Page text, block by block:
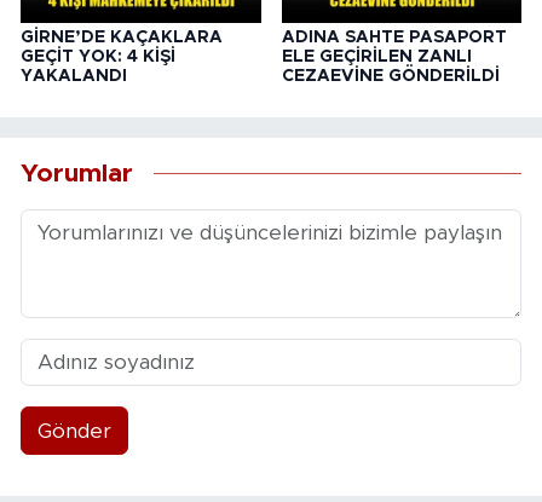
GİRNE’DE KAÇAKLARA
GEÇİT YOK: 4 KİŞİ
YAKALANDI
ADINA SAHTE PASAPORT
ELE GEÇİRİLEN ZANLI
CEZAEVİNE GÖNDERİLDİ
Yorumlar
Gönder